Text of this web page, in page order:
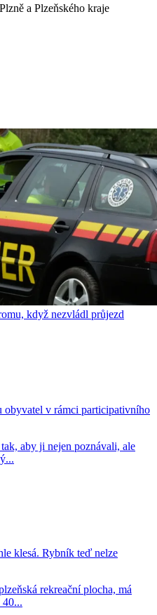
a Plzeňského kraje
když nezvládl průjezd
v rámci participativního
aby ji nejen poznávali, ale
klesá. Rybník teď nelze
rekreační plocha, má
40...